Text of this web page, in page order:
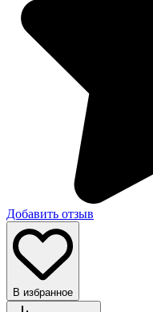
Добавить отзыв
В избранное